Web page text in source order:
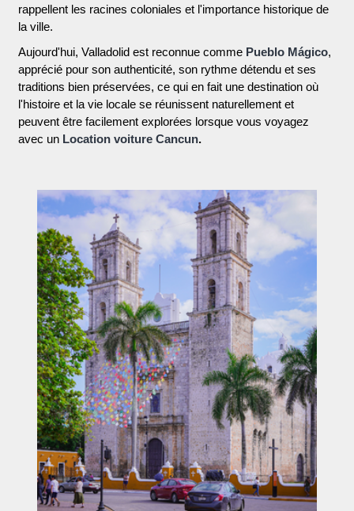
rappellent les racines coloniales et l'importance historique de
la ville.
Aujourd'hui, Valladolid est reconnue comme Pueblo Mágico,
apprécié pour son authenticité, son rythme détendu et ses
traditions bien préservées, ce qui en fait une destination où
l'histoire et la vie locale se réunissent naturellement et
peuvent être facilement explorées lorsque vous voyagez
avec un Location voiture Cancun.